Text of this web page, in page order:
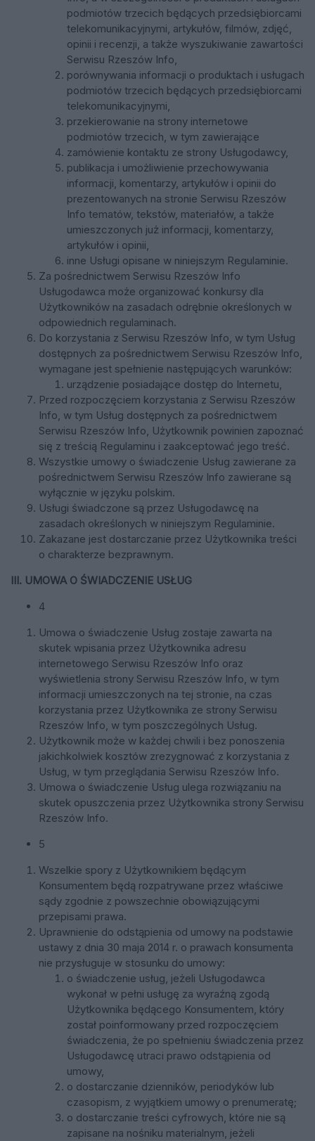
podmiotów trzecich będących przedsiębiorcami
telekomunikacyjnymi, artykułów, filmów, zdjęć,
opinii i recenzji, a także wyszukiwanie zawartości
Serwisu Rzeszów Info,
porównywania informacji o produktach i usługach
podmiotów trzecich będących przedsiębiorcami
telekomunikacyjnymi,
przekierowanie na strony internetowe
podmiotów trzecich, w tym zawierające
zamówienie kontaktu ze strony Usługodawcy,
publikacja i umożliwienie przechowywania
informacji, komentarzy, artykułów i opinii do
prezentowanych na stronie Serwisu Rzeszów
Info tematów, tekstów, materiałów, a także
umieszczonych już informacji, komentarzy,
artykułów i opinii,
inne Usługi opisane w niniejszym Regulaminie.
Za pośrednictwem Serwisu Rzeszów Info
Usługodawca może organizować konkursy dla
Użytkowników na zasadach odrębnie określonych w
odpowiednich regulaminach.
Do korzystania z Serwisu Rzeszów Info, w tym Usług
dostępnych za pośrednictwem Serwisu Rzeszów Info,
wymagane jest spełnienie następujących warunków:
urządzenie posiadające dostęp do Internetu,
Przed rozpoczęciem korzystania z Serwisu Rzeszów
Info, w tym Usług dostępnych za pośrednictwem
Serwisu Rzeszów Info, Użytkownik powinien zapoznać
się z treścią Regulaminu i zaakceptować jego treść.
Wszystkie umowy o świadczenie Usług zawierane za
pośrednictwem Serwisu Rzeszów Info zawierane są
wyłącznie w języku polskim.
Usługi świadczone są przez Usługodawcę na
zasadach określonych w niniejszym Regulaminie.
Zakazane jest dostarczanie przez Użytkownika treści
o charakterze bezprawnym.
III. UMOWA O ŚWIADCZENIE USŁUG
4
Umowa o świadczenie Usług zostaje zawarta na
skutek wpisania przez Użytkownika adresu
internetowego Serwisu Rzeszów Info oraz
wyświetlenia strony Serwisu Rzeszów Info, w tym
informacji umieszczonych na tej stronie, na czas
korzystania przez Użytkownika ze strony Serwisu
Rzeszów Info, w tym poszczególnych Usług.
Użytkownik może w każdej chwili i bez ponoszenia
jakichkolwiek kosztów zrezygnować z korzystania z
Usług, w tym przeglądania Serwisu Rzeszów Info.
Umowa o świadczenie Usług ulega rozwiązaniu na
skutek opuszczenia przez Użytkownika strony Serwisu
Rzeszów Info.
5
Wszelkie spory z Użytkownikiem będącym
Konsumentem będą rozpatrywane przez właściwe
sądy zgodnie z powszechnie obowiązującymi
przepisami prawa.
Uprawnienie do odstąpienia od umowy na podstawie
ustawy z dnia 30 maja 2014 r. o prawach konsumenta
nie przysługuje w stosunku do umowy:
o świadczenie usług, jeżeli Usługodawca
wykonał w pełni usługę za wyraźną zgodą
Użytkownika będącego Konsumentem, który
został poinformowany przed rozpoczęciem
świadczenia, że po spełnieniu świadczenia przez
Usługodawcę utraci prawo odstąpienia od
umowy,
o dostarczanie dzienników, periodyków lub
czasopism, z wyjątkiem umowy o prenumeratę;
o dostarczanie treści cyfrowych, które nie są
zapisane na nośniku materialnym, jeżeli